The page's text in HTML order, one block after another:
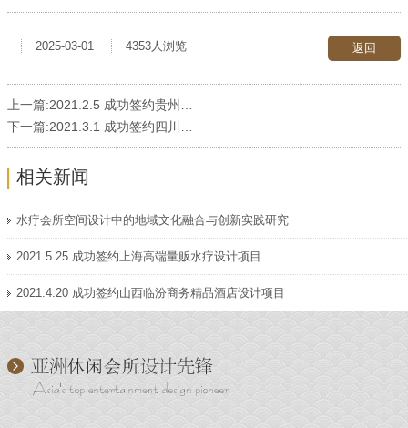
返回
2025-03-01 4353人浏览
上一篇:2021.2.5 成功签约贵州黔东南量贩水疗设计项目
下一篇:2021.3.1 成功签约四川成都大型娱乐综合体设计项目
相关新闻
水疗会所空间设计中的地域文化融合与创新实践研究
2021.5.25 成功签约上海高端量贩水疗设计项目
2021.4.20 成功签约山西临汾商务精品酒店设计项目